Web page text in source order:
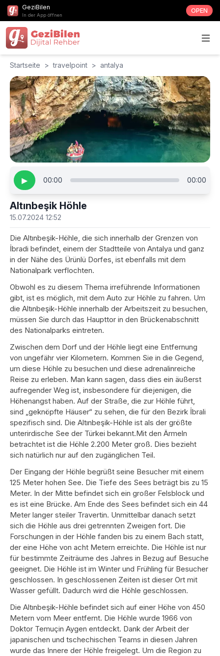
GeziBilen
In der App öffnen
OPEN
Startseite > travelpoint > antalya
▶ 00:00 00:00
Altınbeşik Höhle
15.07.2024 12:52
Die Altınbeşik-Höhle, die sich innerhalb der Grenzen von
İbradi befindet, einem der Stadtteile von Antalya und ganz
in der Nähe des Ürünlü Dorfes, ist ebenfalls mit dem
Nationalpark verflochten.
Obwohl es zu diesem Thema irreführende Informationen
gibt, ist es möglich, mit dem Auto zur Höhle zu fahren. Um
die Altınbeşik-Höhle innerhalb der Arbeitszeit zu besuchen,
müssen Sie durch das Haupttor in den Brückenabschnitt
des Nationalparks eintreten.
Zwischen dem Dorf und der Höhle liegt eine Entfernung
von ungefähr vier Kilometern. Kommen Sie in die Gegend,
um diese Höhle zu besuchen und diese adrenalinreiche
Reise zu erleben. Man kann sagen, dass dies ein äußerst
aufregender Weg ist, insbesondere für diejenigen, die
Höhenangst haben. Auf der Straße, die zur Höhle führt,
sind „geknöpfte Häuser“ zu sehen, die für den Bezirk İbrali
spezifisch sind. Die Altınbeşik-Höhle ist als der größte
unterirdische See der Türkei bekannt.Mit den Ärmeln
betrachtet ist die Höhle 2.200 Meter groß. Dies bezieht
sich natürlich nur auf den zugänglichen Teil.
Der Eingang der Höhle begrüßt seine Besucher mit einem
125 Meter hohen See. Die Tiefe des Sees beträgt bis zu 15
Meter. In der Mitte befindet sich ein großer Felsblock und
es ist eine Brücke. Am Ende des Sees befindet sich ein 44
Meter langer steiler Travertin. Unmittelbar danach setzt
sich die Höhle aus drei getrennten Zweigen fort. Die
Forschungen in der Höhle fanden bis zu einem Bach statt,
der eine Höhe von acht Metern erreichte. Die Höhle ist nur
für bestimmte Zeiträume des Jahres in Bezug auf Besuche
geeignet. Die Höhle ist im Winter und Frühling für Besucher
geschlossen. In geschlossenen Zeiten ist dieser Ort mit
Wasser gefüllt. Dadurch wird die Höhle geschlossen.
Die Altınbeşik-Höhle befindet sich auf einer Höhe von 450
Metern vom Meer entfernt. Die Höhle wurde 1966 von
Doktor Temuçin Aygen entdeckt. Dank der Arbeit der
japanischen und tschechischen Teams in diesen Jahren
wurde das Innere der Höhle freigelegt. Um die Region zu